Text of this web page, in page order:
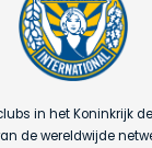
in het Koninkrijk
de wereldwijde